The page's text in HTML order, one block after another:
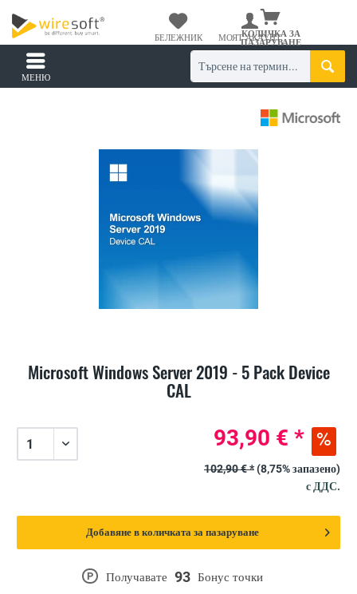
КОЛИЧКА ЗА
ПАЗАРУВАНЕ
БЕЛЕЖНИК МОЯТ АКАУНТ
МЕНЮ
Microsoft Windows Server 2019 - 5 Pack Device
CAL
P Получавате 93 Бонус точки
93,90 € *
102,90 € *(8,75% запазено)
с ДДС.
Добавяне в количката за пазаруване